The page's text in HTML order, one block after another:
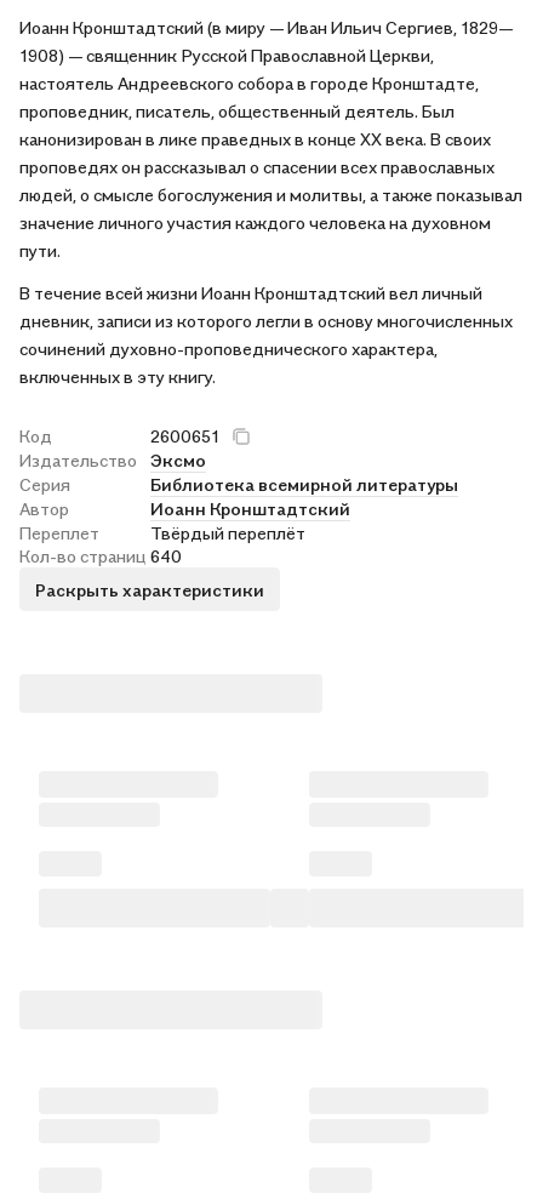
ему идти далее и задумается о своей жизни.
Иоанн Кронштадтский (в миру — Иван Ильич Сергиев, 1829—
1908) — священник Русской Православной Церкви,
настоятель Андреевского собора в городе Кронштадте,
проповедник, писатель, общественный деятель. Был
канонизирован в лике праведных в конце ХХ века. В своих
проповедях он рассказывал о спасении всех православных
людей, о смысле богослужения и молитвы, а также показывал
значение личного участия каждого человека на духовном
пути.
В течение всей жизни Иоанн Кронштадтский вел личный
дневник, записи из которого легли в основу многочисленных
сочинений духовно-проповеднического характера,
включенных в эту книгу.
Код
2600651
Издательство
Эксмо
Серия
Библиотека всемирной литературы
Автор
Иоанн Кронштадтский
Переплет
Твёрдый переплёт
Кол-во страниц 640
Раскрыть характеристики